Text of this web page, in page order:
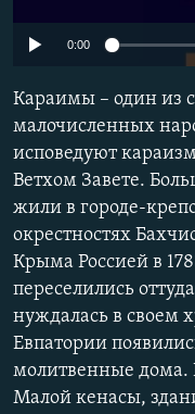
ПОБЕДИТЕЛЕЙ НЕ
ELIFBE
УКРАИНСКАЯ
Все сайты RFE/RL
0:00
Караимы – один из
малочисленных
исповедуют
Ветхом Завете.
жили в городе-
окрестностях
Крыма Россией в
переселились
нуждалась в своем
Евпатории
молитвенные дома.
Малой кенасы,